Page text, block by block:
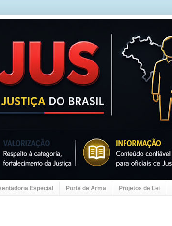
Especial Porte de Arma Projetos de Lei